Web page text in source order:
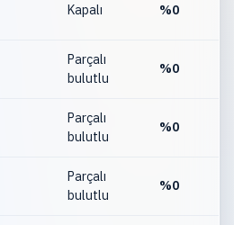
Kapalı %0
Parçalı
bulutlu
%0
Parçalı
bulutlu
%0
Parçalı
bulutlu
%0